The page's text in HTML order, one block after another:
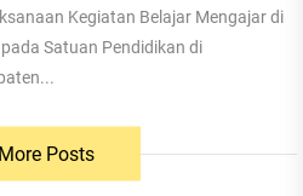
Kegiatan Belajar Mengajar di
Satuan Pendidikan di
Posts